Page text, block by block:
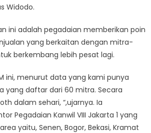
Widodo.
ini adalah pegadaian memberikan poin
yang berkaitan dengan mitra-
berkembang lebih pesat lagi.
ini, menurut data yang kami punya
yang daftar dari 60 mitra. Secara
dalam sehari, “,ujarnya. Ia
Pegadaian Kanwil VIII Jakarta 1 yang
yaitu, Senen, Bogor, Bekasi, Kramat